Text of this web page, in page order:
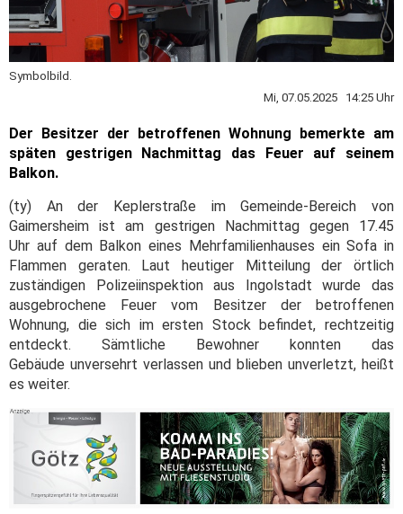
Symbolbild.
Mi, 07.05.2025 14:25 Uhr
Der Besitzer der betroffenen Wohnung bemerkte am
späten gestrigen Nachmittag das Feuer auf seinem
Balkon.
(ty) An der Keplerstraße im Gemeinde-Bereich von
Gaimersheim ist am gestrigen Nachmittag gegen 17.45
Uhr auf dem Balkon eines Mehrfamilienhauses ein Sofa in
Flammen geraten. Laut heutiger Mitteilung der örtlich
zuständigen Polizeiinspektion aus Ingolstadt wurde das
ausgebrochene Feuer vom Besitzer der betroffenen
Wohnung, die sich im ersten Stock befindet, rechtzeitig
entdeckt. Sämtliche Bewohner konnten das
Gebäude unversehrt verlassen und blieben unverletzt, heißt
es weiter.